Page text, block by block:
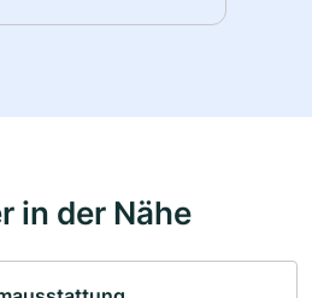
in der Nähe